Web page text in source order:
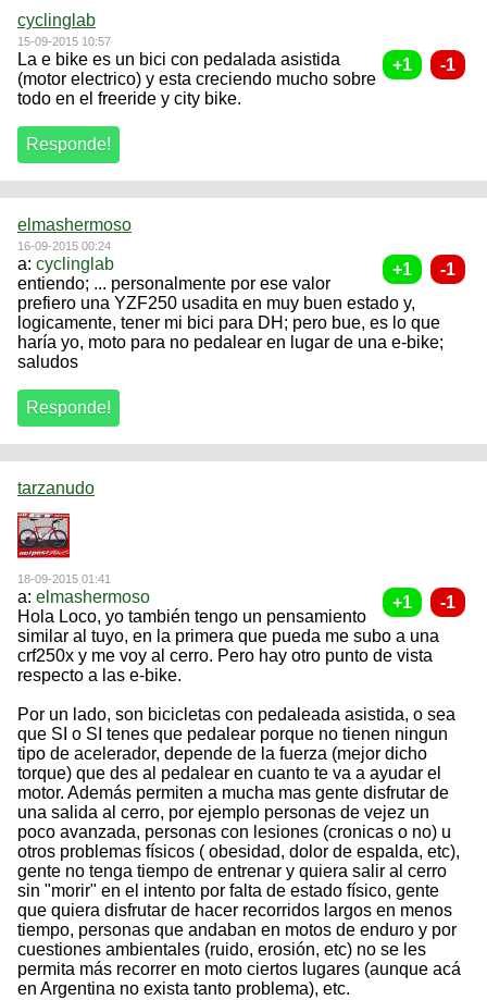
cyclinglab
15-09-2015 10:57
La e bike es un bici con pedalada asistida
(motor electrico) y esta creciendo mucho sobre
todo en el freeride y city bike.
elmashermoso
16-09-2015 00:24
a: cyclinglab
entiendo; ... personalmente por ese valor
prefiero una YZF250 usadita en muy buen estado y,
logicamente, tener mi bici para DH; pero bue, es lo que
haría yo, moto para no pedalear en lugar de una e-bike;
saludos
tarzanudo
18-09-2015 01:41
a: elmashermoso
Hola Loco, yo también tengo un pensamiento
similar al tuyo, en la primera que pueda me subo a una
crf250x y me voy al cerro. Pero hay otro punto de vista
respecto a las e-bike.
Por un lado, son bicicletas con pedaleada asistida, o sea
que SI o SI tenes que pedalear porque no tienen ningun
tipo de acelerador, depende de la fuerza (mejor dicho
torque) que des al pedalear en cuanto te va a ayudar el
motor. Además permiten a mucha mas gente disfrutar de
una salida al cerro, por ejemplo personas de vejez un
poco avanzada, personas con lesiones (cronicas o no) u
otros problemas físicos ( obesidad, dolor de espalda, etc),
gente no tenga tiempo de entrenar y quiera salir al cerro
sin "morir" en el intento por falta de estado físico, gente
que quiera disfrutar de hacer recorridos largos en menos
tiempo, personas que andaban en motos de enduro y por
cuestiones ambientales (ruido, erosión, etc) no se les
permita más recorrer en moto ciertos lugares (aunque acá
en Argentina no exista tanto problema), etc.